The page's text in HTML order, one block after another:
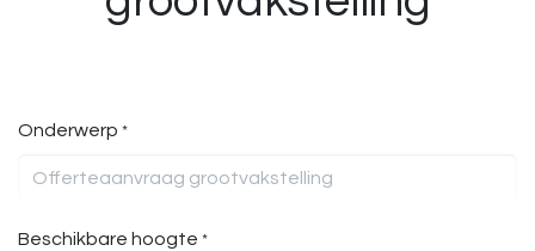
Onderwerp *
Beschikbare hoogte *